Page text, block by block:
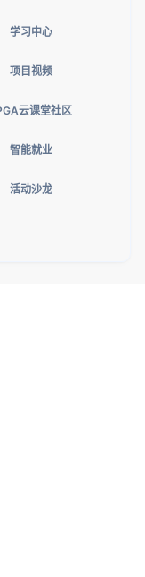
学习中心
项目视频
云课堂社区
智能就业
活动沙龙